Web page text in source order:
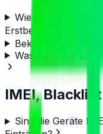
Wie laufen die
Erstbestellung?
Bekommen
Was steht auf der
IMEI,
Sind die Geräte